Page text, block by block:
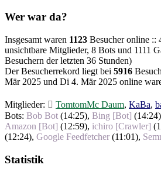
Wer war da?
Insgesamt waren 1123 Besucher online ::
unsichtbare Mitglieder, 8 Bots und 1111
Besuchern der letzten 36 Stunden)
Der Besucherrekord liegt bei 5916
Mär 2025 und Di 4. Mär 2025 online
Mitglieder: TomtomMc Daum, KaBa,
Bots: Bob Bot (14:25), Bing [Bot] (14:24
Amazon [Bot] (12:59), ichiro [Crawler] (
(12:24), Google Feedfetcher (11:01),
Statistik